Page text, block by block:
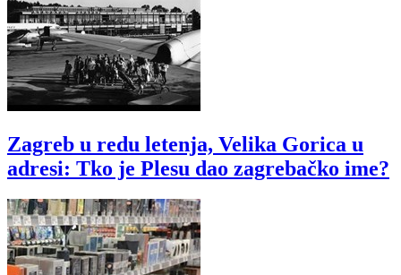
Zagreb u redu letenja, Velika Gorica u
adresi: Tko je Plesu dao zagrebačko ime?